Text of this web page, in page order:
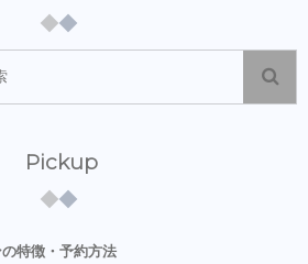
Pickup
特徴・予約方法